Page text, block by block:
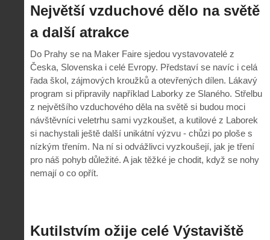
Největší vzduchové dělo na světě
a další atrakce
Do Prahy se na Maker Faire sjedou vystavovatelé z
Česka, Slovenska i celé Evropy. Představí se navíc i celá
řada škol, zájmových kroužků a otevřených dílen. Lákavý
program si připravily například Laborky ze Slaného. Střelbu
z největšího vzduchového děla na světě si budou moci
návštěvníci veletrhu sami vyzkoušet, a kutilové z Laborek
si nachystali ještě další unikátní výzvu - chůzi po ploše s
nízkým třením. Na ní si odvážlivci vyzkoušejí, jak je tření
pro náš pohyb důležité. A jak těžké je chodit, když se nohy
nemají o co opřít.
Kutilstvím ožije celé Výstaviště